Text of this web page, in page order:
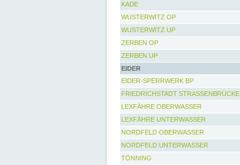
KADE
WUSTERWITZ OP
WUSTERWITZ UP
ZERBEN OP
ZERBEN UP
EIDER
EIDER-SPERRWERK BP
FRIEDRICHSTADT STRASSENBRÜCKE
LEXFÄHRE OBERWASSER
LEXFÄHRE UNTERWASSER
NORDFELD OBERWASSER
NORDFELD UNTERWASSER
TÖNNING